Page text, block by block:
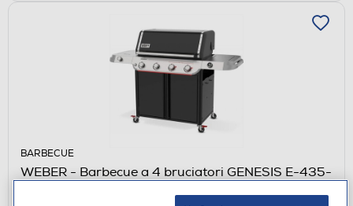
BARBECUE
WEBER - Barbecue a 4 bruciatori GENESIS E-435-